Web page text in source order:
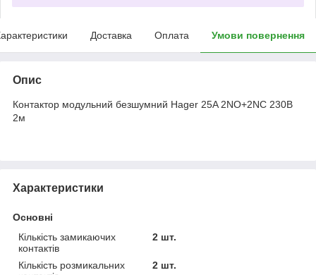
Доставка Оплата Умови повернення
Опис
Контактор модульний безшумний Hager 25A 2NO+2NC 230В
2м
Характеристики
Основні
Кількість замикаючих
контактів
2 шт.
Кількість розмикальних
2 шт.